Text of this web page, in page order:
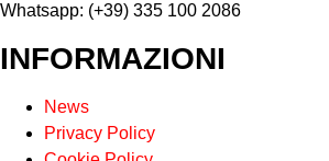
Whatsapp: (+39) 335 100 2086
INFORMAZIONI
News
Privacy Policy